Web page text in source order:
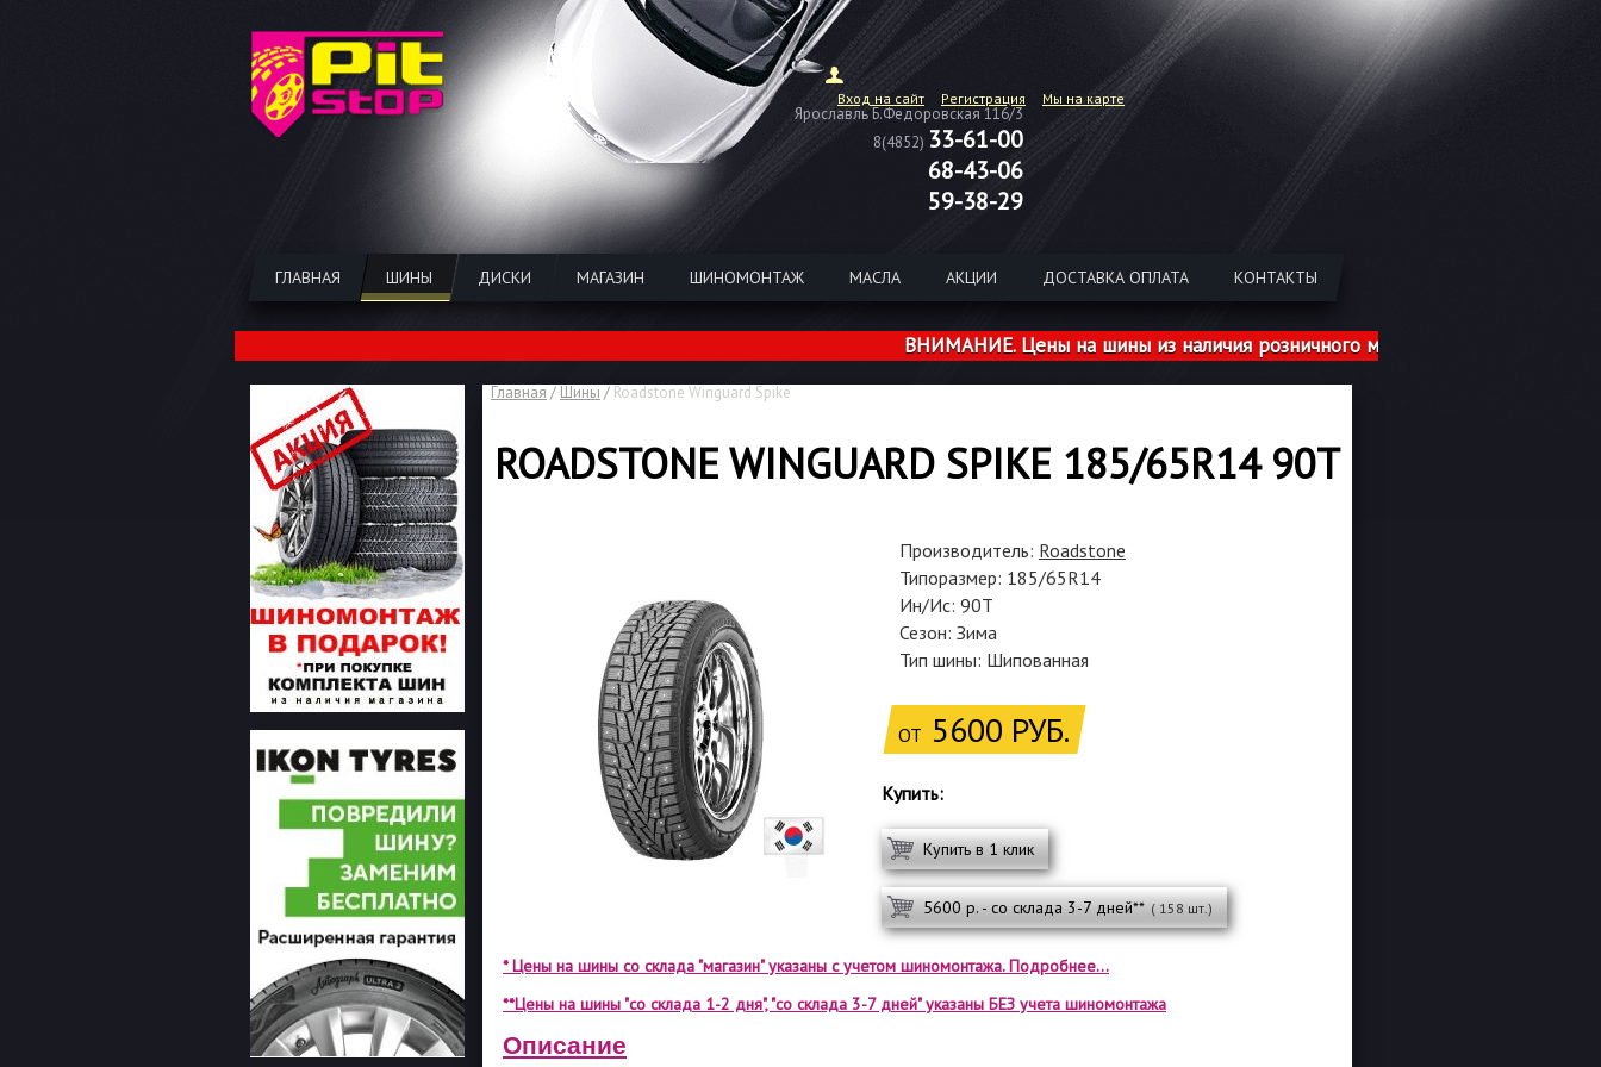
Вход на сайт Регистрация Мы на карте
Ярославль Б.Федоровская 116/3
8(4852) 33-61-00
68-43-06
59-38-29
ГЛАВНАЯ ШИНЫ ДИСКИ МАГАЗИН ШИНОМОНТАЖ МАСЛА АКЦИИ ДОСТАВКА ОПЛАТА КОНТАКТЫ
ВНИМАНИЕ. Цены на шины из наличия розничного магазина указаны с учетом
Главная / Шины / Roadstone Winguard Spike
ROADSTONE WINGUARD SPIKE 185/65R14 90T
Производитель: Roadstone
Типоразмер: 185/65R14
Ин/Ис: 90T
Сезон: Зима
Тип шины: Шипованная
ОТ 5600 РУБ.
Купить:
Купить в 1 клик
5600 р. - со склада 3-7 дней** ( 158 шт.)
* Цены на шины со склада "магазин" указаны с учетом шиномонтажа. Подробнее...
**Цены на шины "со склада 1-2 дня", "со склада 3-7 дней" указаны БЕЗ учета шиномонтажа
Описание